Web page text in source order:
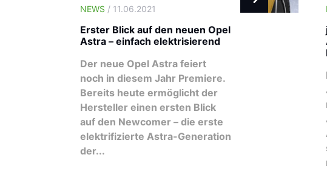
NEWS / 11.06.2021
Erster Blick auf den neuen Opel
Astra – einfach elektrisierend
Der neue Opel Astra feiert
noch in diesem Jahr Premiere.
Bereits heute ermöglicht der
Hersteller einen ersten Blick
auf den Newcomer – die erste
elektrifizierte Astra-Generation
der...